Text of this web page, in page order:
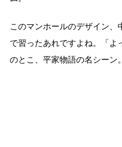
このマンホールのデザイン、
で習ったあれですよね。「よ
のとこ、平家物語の名シーン。